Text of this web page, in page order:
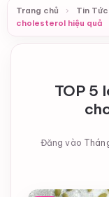
Trang chủ › Tin Tức
cholesterol hiệu quả
TOP 5
Đăng vào